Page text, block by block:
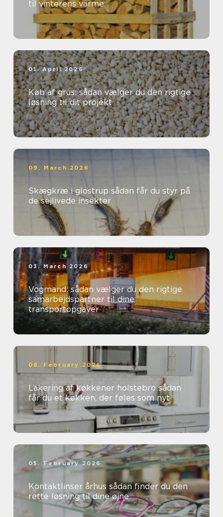
til vinterens varme
01. April 2026
Køb af grus: sådan vælger du den rigtige
løsning til dit projekt
09. March 2026
Skægkræ i glostrup sådan får du styr på
de sejlivede insekter
03. March 2026
Vogmand: sådan vælger du den rigtige
samarbejdspartner til dine
transportopgaver
08. February 2026
Lakering af køkkener holstebro sådan
får du et køkken, der føles som nyt
05. February 2026
Kontaktlinser århus sådan finder du den
rette løsning til dine øjne